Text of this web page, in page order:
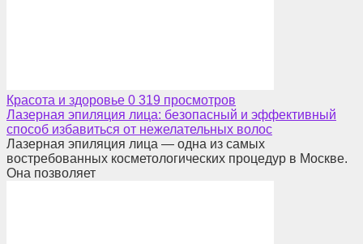
Красота и здоровье 0 319 просмотров
Лазерная эпиляция лица: безопасный и эффективный
способ избавиться от нежелательных волос
Лазерная эпиляция лица — одна из самых
востребованных косметологических процедур в Москве.
Она позволяет